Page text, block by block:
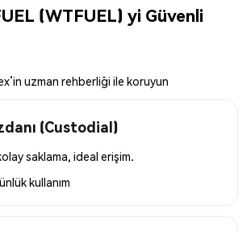
(WTFUEL) yi Güvenli
uzman rehberliği ile koruyun
(Custodial)
saklama, ideal erişim.
kullanım